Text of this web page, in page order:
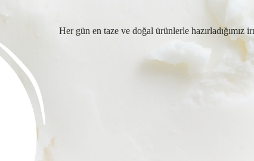
Her gün en taze ve doğal ürünlerle hazırladığımız